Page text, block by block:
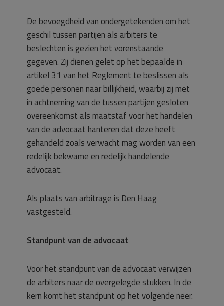
De bevoegdheid van ondergetekenden om het
geschil tussen partijen als arbiters te
beslechten is gezien het vorenstaande
gegeven. Zij dienen gelet op het bepaalde in
artikel 31 van het Reglement te beslissen als
goede personen naar billijkheid, waarbij zij met
in achtneming van de tussen partijen gesloten
overeenkomst als maatstaf voor het handelen
van de advocaat hanteren dat deze heeft
gehandeld zoals verwacht mag worden van een
redelijk bekwame en redelijk handelende
advocaat.
Als plaats van arbitrage is Den Haag
vastgesteld.
Standpunt van de advocaat
Voor het standpunt van de advocaat verwijzen
de arbiters naar de overgelegde stukken. In de
kern komt het standpunt op het volgende neer.